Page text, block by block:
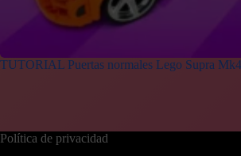
TUTORIAL Puertas normales Lego Supra
Política de privacidad